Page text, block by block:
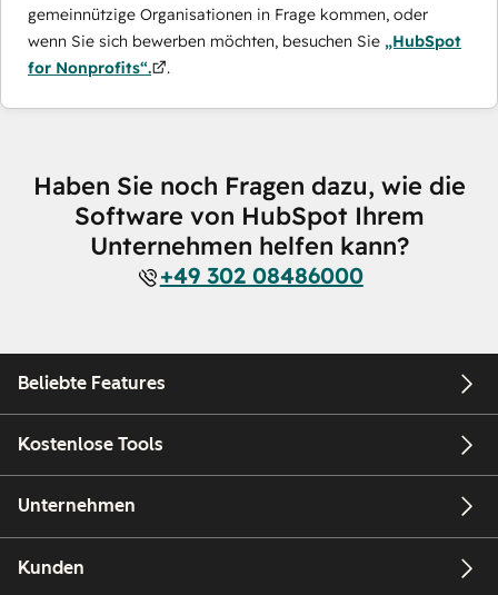
gemeinnützige Organisationen in Frage kommen, oder
wenn Sie sich bewerben möchten, besuchen Sie „HubSpot
for Nonprofits“.
.
Haben Sie noch Fragen dazu, wie die
Software von HubSpot Ihrem
Unternehmen helfen kann?
+49 302 08486000
Beliebte Features
Kostenlose Tools
Unternehmen
Kunden